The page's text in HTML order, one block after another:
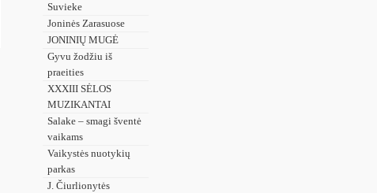
Suvieke
Joninės Zarasuose
JONINIŲ MUGĖ
Gyvu žodžiu iš
praeities
XXXIII SĖLOS
MUZIKANTAI
Salake – smagi šventė
vaikams
Vaikystės nuotykių
parkas
J. Čiurlionytės